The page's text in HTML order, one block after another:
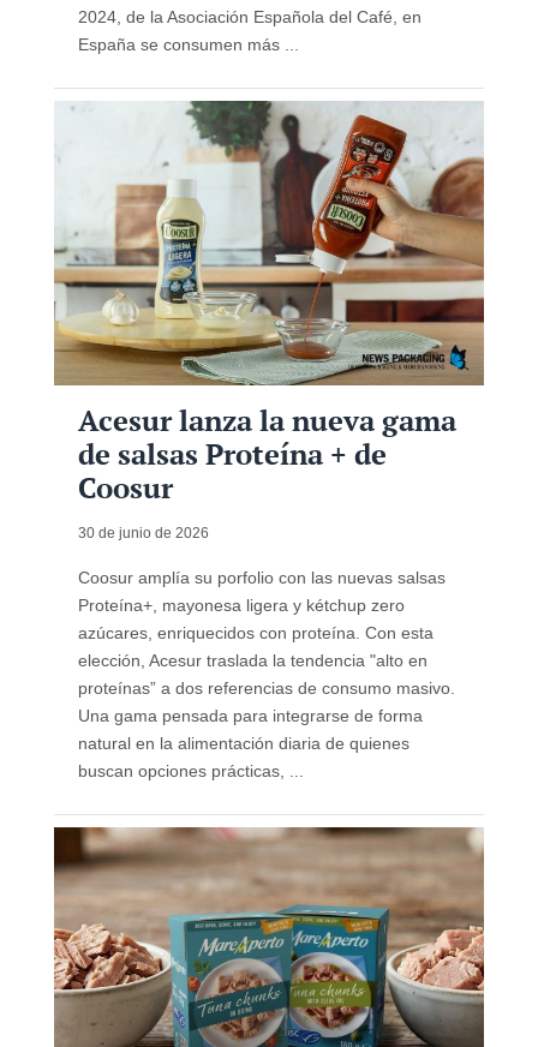
2024, de la Asociación Española del Café, en
España se consumen más ...
Acesur lanza la nueva gama
de salsas Proteína + de
Coosur
30 de junio de 2026
Coosur amplía su porfolio con las nuevas salsas
Proteína+, mayonesa ligera y kétchup zero
azúcares, enriquecidos con proteína. Con esta
elección, Acesur traslada la tendencia "alto en
proteínas” a dos referencias de consumo masivo.
Una gama pensada para integrarse de forma
natural en la alimentación diaria de quienes
buscan opciones prácticas, ...